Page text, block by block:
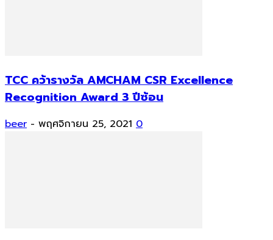
TCC คว้ารางวัล AMCHAM CSR Excellence
Recognition Award 3 ปีซ้อน
beer - พฤศจิกายน 25, 2021 0